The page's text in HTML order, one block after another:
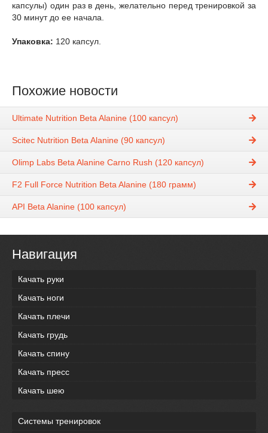
капсулы) один раз в день, желательно перед тренировкой за
30 минут до ее начала.
Упаковка: 120 капсул.
Похожие новости
Ultimate Nutrition Beta Alanine (100 капсул)
Scitec Nutrition Beta Alanine (90 капсул)
Olimp Labs Beta Alanine Carno Rush (120 капсул)
F2 Full Force Nutrition Beta Alanine (180 грамм)
API Beta Alanine (100 капсул)
Навигация
Качать руки
Качать ноги
Качать плечи
Качать грудь
Качать спину
Качать пресс
Качать шею
Системы тренировок